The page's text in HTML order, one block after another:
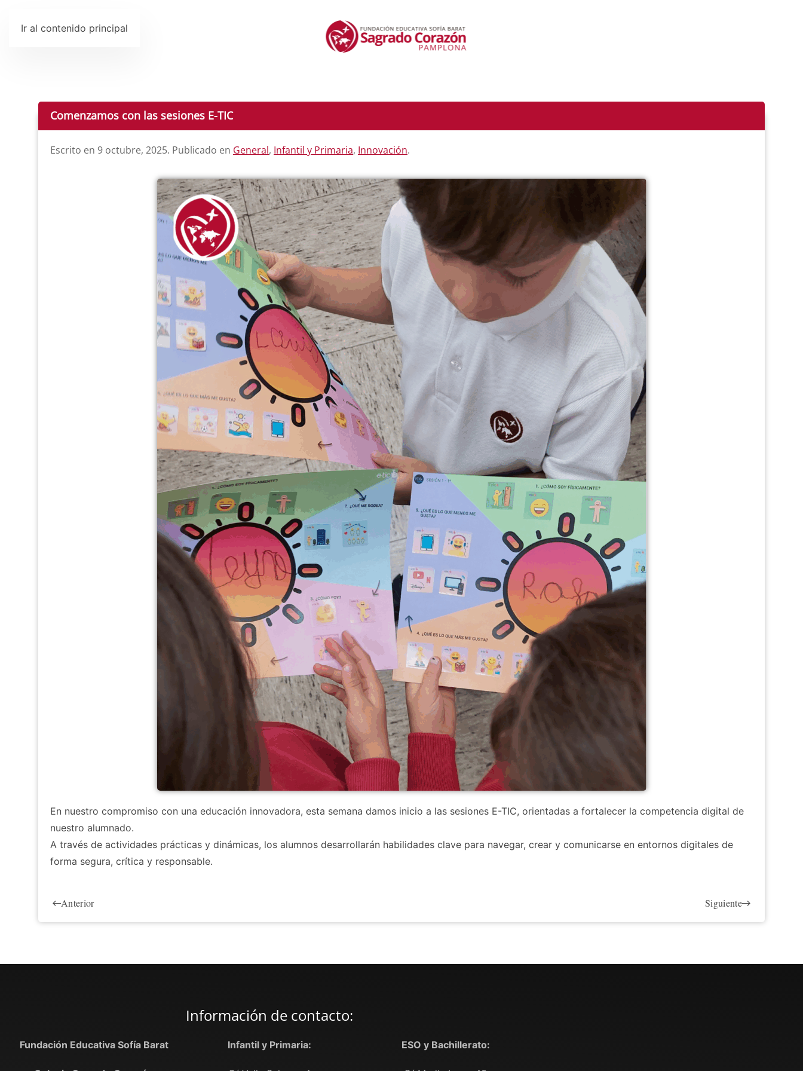
Ir al contenido principal
Comenzamos con las sesiones E-TIC
Escrito en 9 octubre, 2025. Publicado en General, Infantil y Primaria, Innovación.
En nuestro compromiso con una educación innovadora, esta semana damos inicio a las sesiones E-TIC, orientadas a fortalecer la competencia digital de
nuestro alumnado.
A través de actividades prácticas y dinámicas, los alumnos desarrollarán habilidades clave para navegar, crear y comunicarse en entornos digitales de
forma segura, crítica y responsable.
Anterior Siguiente
Información de contacto:
Fundación Educativa Sofía Barat Infantil y Primaria: ESO y Bachillerato: